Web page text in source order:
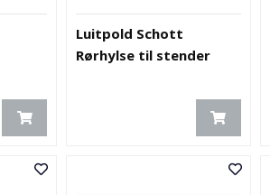
Luitpold Schott
Rørhylse til stender